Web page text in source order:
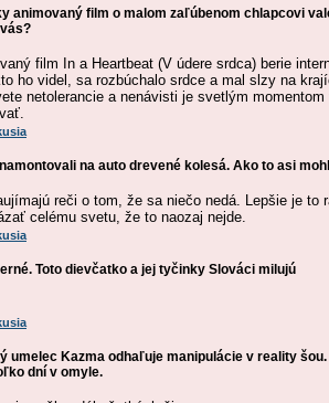
animovaný film o malom zaľúbenom chlapcovi
film In a Heartbeat (V údere srdca) berie
ho videl, sa rozbúchalo srdce a mal slzy na
netolerancie a nenávisti je svetlým
na auto drevené kolesá. Ako to asi
reči o tom, že sa niečo nedá. Lepšie je to
celému svetu, že to naozaj nejde.
Toto dievčatko a jej tyčinky Slováci milujú
umelec Kazma odhaľuje manipulácie v reality
dní v omyle.